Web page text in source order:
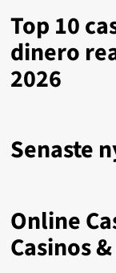
Top 10
dinero
2026
Senaste
Online
Casinos